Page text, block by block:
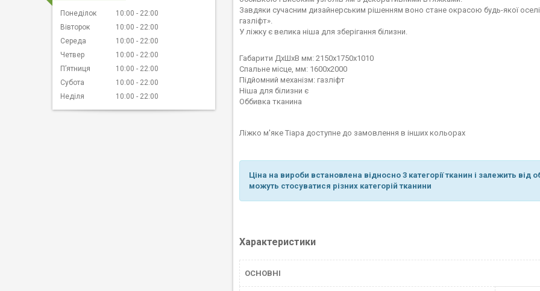
Завдяки сучасним дизайнерським рішенням воно стане окрасою будь-якої
газліфт».
У ліжку є велика ніша для зберігання білизни.
Габарити ДхШхВ мм: 2150х1750х1010
Спальне місце, мм: 1600х2000
Підйомний механізм: газліфт
Ніша для білизни є
Оббивка тканина
Ліжко м'яке Тіара доступне до замовлення в інших кольорах
Ціна на вироби встановлена відносно 3 категорії тканин і залежить
можуть стосуватися різних категорій тканини
Характеристики
ОСНОВНІ
Понеділок 10:00
22:00
Вівторок
10:00
22:00
Середа
10:00
22:00
Четвер
10:00
22:00
Пʼятниця
10:00
22:00
Субота
10:00
22:00
Неділя
10:00 22:00